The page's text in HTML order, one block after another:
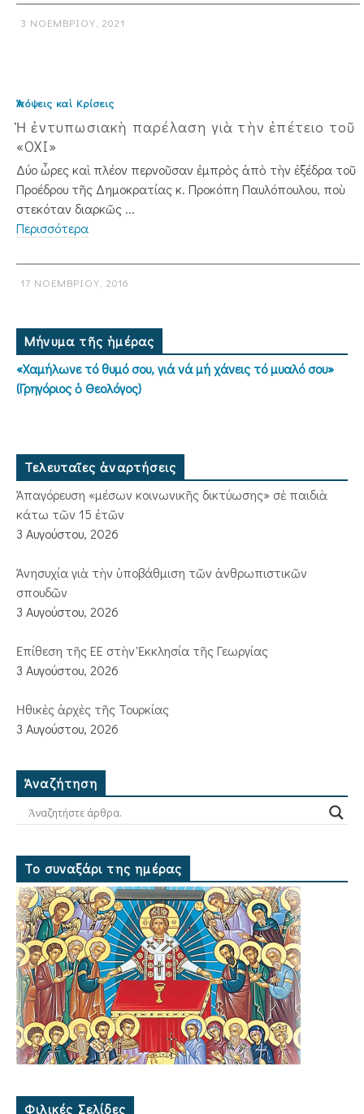
3 ΝΟΕΜΒΡΊΟΥ, 2021
Ἀπόψεις καὶ Κρίσεις
Ἡ ἐντυπωσιακὴ παρέλαση γιὰ τὴν ἐπέτειο τοῦ
«ΟΧΙ»
Δύο ὧρες καὶ πλέον περνοῦσαν ἐμπρὸς ἀπὸ τὴν ἐξέδρα τοῦ
Προέδρου τῆς Δημοκρατίας κ. Προκόπη Παυλόπουλου, ποὺ
στεκόταν διαρκῶς ...
Περισσότερα
17 ΝΟΕΜΒΡΊΟΥ, 2016
Μήνυμα τῆς ἡμέρας
«Χαμήλωνε τό θυμό σου, γιά νά μή χάνεις τό μυαλό σου»
(Γρηγόριος ὁ Θεολόγος)
Τελευταῖες ἀναρτήσεις
Ἀπαγόρευση «μέσων κοινωνικῆς δικτύωσης» σὲ παιδιὰ
κάτω τῶν 15 ἐτῶν
3 Αυγούστου, 2026
Ἀνησυχία γιὰ τὴν ὑποβάθμιση τῶν ἀνθρωπιστικῶν
σπουδῶν
3 Αυγούστου, 2026
Ἐπίθεση τῆς ΕΕ στὴν Ἐκκλησία τῆς Γεωργίας
3 Αυγούστου, 2026
Ἠθικὲς ἀρχὲς τῆς Τουρκίας
3 Αυγούστου, 2026
Ἀναζήτηση
Το συναξάρι της ημέρας
Φιλικές Σελίδες